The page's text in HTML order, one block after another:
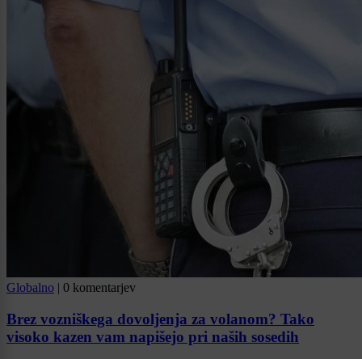
Globalno | 0 komentarjev
Brez vozniškega dovoljenja za volanom? Tako
visoko kazen vam napišejo pri naših sosedih